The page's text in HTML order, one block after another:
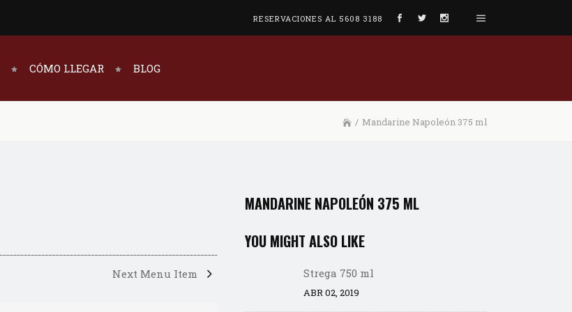
RESERVACIONES AL 5608 3188
CÓMO LLEGAR BLOG
/ Mandarine Napoleón 375 ml
Next Menu Item
MANDARINE NAPOLEÓN 375 ML
YOU MIGHT ALSO LIKE
Strega 750 ml
ABR 02, 2019